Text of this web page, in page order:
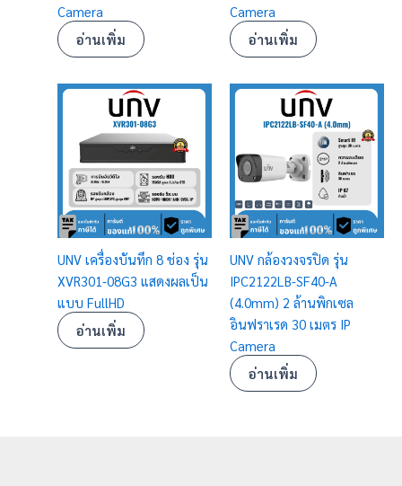
Camera
อ่านเพิ่ม
Camera
อ่านเพิ่ม
UNV เครื่องบันทึก 8 ช่อง รุ่น
XVR301-08G3 แสดงผลเป็น
แบบ FullHD
อ่านเพิ่ม
UNV กล้องวงจรปิด รุ่น
IPC2122LB-SF40-A
(4.0mm) 2 ล้านพิกเซล
อินฟราเรด 30 เมตร IP
Camera
อ่านเพิ่ม